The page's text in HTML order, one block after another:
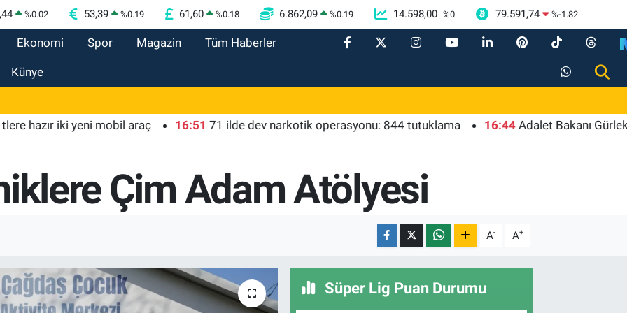
%0.02 53,39 %0.19 61,60 %0.18 6.862,09 %0.19 14.598,00 %0 79.591,74 %-1.82
Ekonomi Spor Magazin Tüm Haberler
Künye
iki yeni mobil araç 16:51 71 ilde dev narkotik operasyonu: 844 tutuklama 16:44 Adalet Bakanı Gürlek:
Çim Adam Atölyesi
A- A+
Süper Lig Puan Durumu